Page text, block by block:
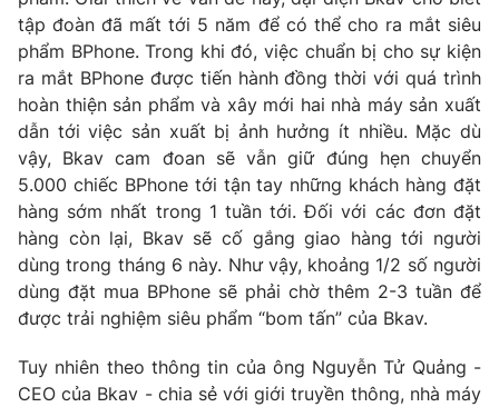
Thị trường
Tư vấn
Lịch phát sóng
Chuyên mục khác
Emagazine Podcast
Photo Infographic
Video Shorts video
VTV Money VTV Thể thao
VTV Sức khoẻ Bất động sản
tập đoàn đã mất tới 5 năm để có thể cho ra mắt siêu
phẩm BPhone. Trong khi đó, việc chuẩn bị cho sự kiện
ra mắt BPhone được tiến hành đồng thời với quá trình
hoàn thiện sản phẩm và xây mới hai nhà máy sản xuất
dẫn tới việc sản xuất bị ảnh hưởng ít nhiều. Mặc dù
vậy, Bkav cam đoan sẽ vẫn giữ đúng hẹn chuyển
5.000 chiếc BPhone tới tận tay những khách hàng đặt
hàng sớm nhất trong 1 tuần tới. Đối với các đơn đặt
hàng còn lại, Bkav sẽ cố gắng giao hàng tới người
dùng trong tháng 6 này. Như vậy, khoảng 1/2 số người
dùng đặt mua BPhone sẽ phải chờ thêm 2-3 tuần để
được trải nghiệm siêu phẩm “bom tấn” của Bkav.
Tuy nhiên theo thông tin của ông Nguyễn Tử Quảng -
CEO của Bkav - chia sẻ với giới truyền thông, nhà máy